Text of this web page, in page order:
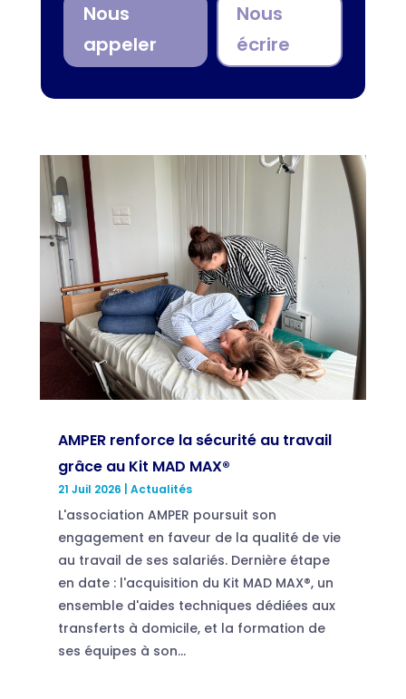
Nous
appeler
Nous
écrire
AMPER renforce la sécurité au travail
grâce au Kit MAD MAX®
21 Juil 2026 Actualités
L'association AMPER poursuit son
engagement en faveur de la qualité de vie
au travail de ses salariés. Dernière étape
en date : l'acquisition du Kit MAD MAX®, un
ensemble d'aides techniques dédiées aux
transferts à domicile, et la formation de
ses équipes à son...